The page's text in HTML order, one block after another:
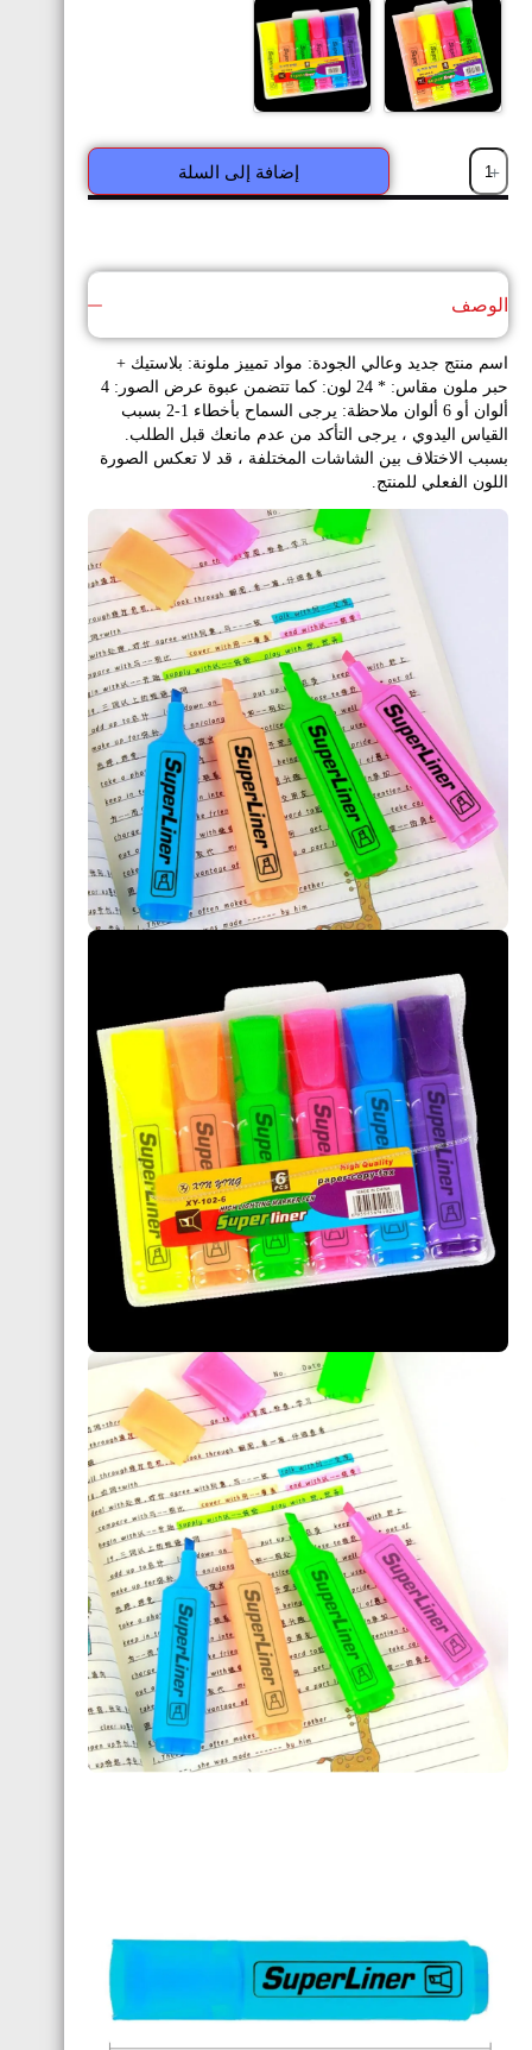
إضافة إلى السلة
الوصف
اسم منتج جديد وعالي الجودة: مواد تمييز ملونة: بلاستيك +
حبر ملون مقاس: * 24 لون: كما تتضمن عبوة عرض الصور: 4
ألوان أو 6 ألوان ملاحظة: يرجى السماح بأخطاء 1-2 بسبب
القياس اليدوي ، يرجى التأكد من عدم مانعك قبل الطلب.
بسبب الاختلاف بين الشاشات المختلفة ، قد لا تعكس الصورة
اللون الفعلي للمنتج.